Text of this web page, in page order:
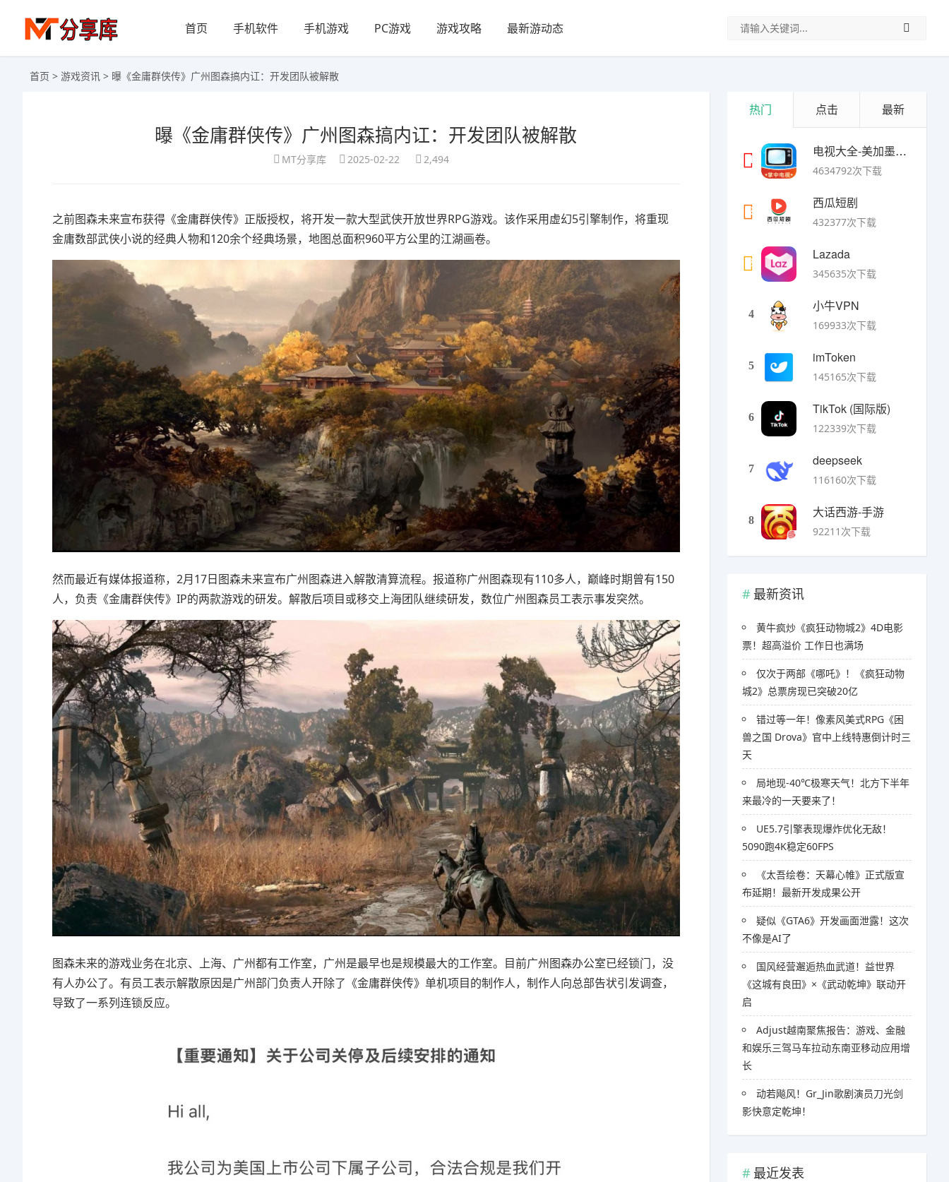
首页 手机软件 手机游戏 PC游戏 游戏攻略 最新游动态
首页 > 游戏资讯 > 曝《金庸群侠传》广州图森搞内讧：开发团队被解散
曝《金庸群侠传》广州图森搞内讧：开发团队被解散
MT分享库 2025-02-22 2,494
之前图森未来宣布获得《金庸群侠传》正版授权，将开发一款大型武侠开放世界RPG游戏。该作采用虚幻5引擎制作，将重现
金庸数部武侠小说的经典人物和120余个经典场景，地图总面积960平方公里的江湖画卷。
然而最近有媒体报道称，2月17日图森未来宣布广州图森进入解散清算流程。报道称广州图森现有110多人，巅峰时期曾有150
人，负责《金庸群侠传》IP的两款游戏的研发。解散后项目或移交上海团队继续研发，数位广州图森员工表示事发突然。
图森未来的游戏业务在北京、上海、广州都有工作室，广州是最早也是规模最大的工作室。目前广州图森办公室已经锁门，没
有人办公了。有员工表示解散原因是广州部门负责人开除了《金庸群侠传》单机项目的制作人，制作人向总部告状引发调查，
导致了一系列连锁反应。
热门 点击 最新
1
电视大全-美加墨世界杯
4634792次下载
2
西瓜短剧
432377次下载
3
Lazada
345635次下载
4
小牛VPN
169933次下载
5
imToken
145165次下载
6
TikTok (国际版)
122339次下载
7
deepseek
116160次下载
8
大话西游-手游
92211次下载
最新资讯
黄牛疯炒《疯狂动物城2》4D电影
票！超高溢价 工作日也满场
仅次于两部《哪吒》！《疯狂动物
城2》总票房现已突破20亿
错过等一年！像素风美式RPG《困
兽之国 Drova》官中上线特惠倒计时三
天
局地现-40℃极寒天气！北方下半年
来最冷的一天要来了！
UE5.7引擎表现爆炸优化无敌！
5090跑4K稳定60FPS
《太吾绘卷：天幕心帷》正式版宣
布延期！最新开发成果公开
疑似《GTA6》开发画面泄露！这次
不像是AI了
国风经营邂逅热血武道！益世界
《这城有良田》×《武动乾坤》联动开
启
Adjust越南聚焦报告：游戏、金融
和娱乐三驾马车拉动东南亚移动应用增
长
​​动若飚风！Gr_Jin歌剧演员刀光剑
影快意定乾坤！
最近发表